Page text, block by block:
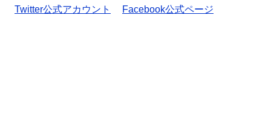
Twitter公式アカウント
Facebook公式ページ